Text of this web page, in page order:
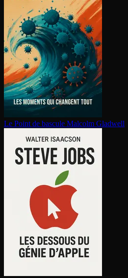
Le Point de bascule Malcolm Gladwell